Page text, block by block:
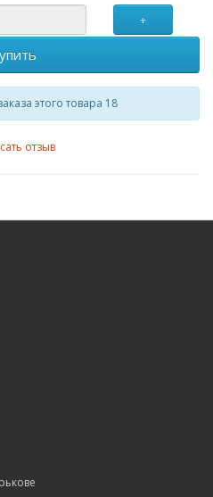
+
этого товара 18
отзыв